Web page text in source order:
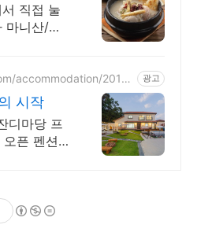
직접 눌
마니산/외
accommodation/2017
광고
시작
디마당 프
픈 펜션,